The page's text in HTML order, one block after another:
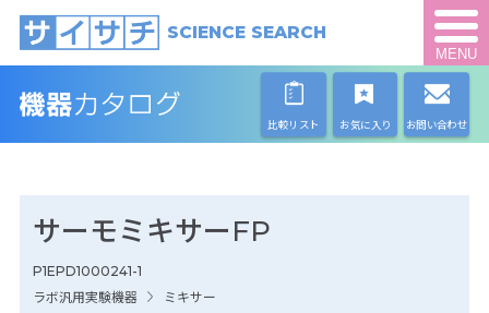
SCIENCE SEARCH
MENU
比較リスト お気に入り お問い合わせ
サーモミキサーFP
P1EPD1000241-1
ラボ汎用実験機器
ミキサー